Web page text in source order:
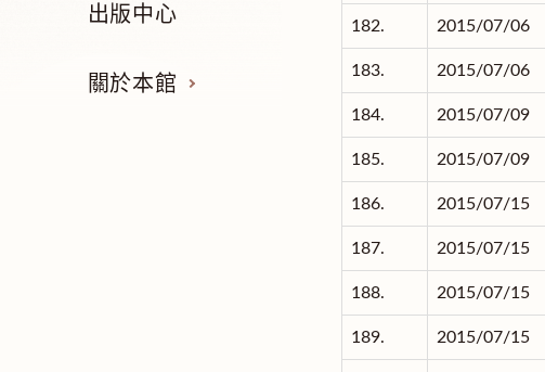
出版中心
關於本館
182. 2015/07/06
183. 2015/07/06
184. 2015/07/09
185. 2015/07/09
186. 2015/07/15
187. 2015/07/15
188. 2015/07/15
189. 2015/07/15